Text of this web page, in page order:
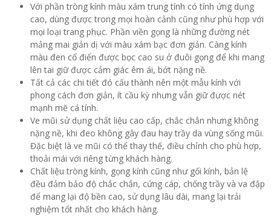
Với phần tròng kính màu xám trung tính có tính ứng dụng
cao, dùng được trong mọi hoàn cảnh cũng như phù hợp với
mọi loại trang phục. Phần viền gọng là những đường nét
mảng mai giản dị với màu xám bạc đơn giản. Càng kính
màu đen cổ điển được bọc cao su ở đuôi gọng để khi mang
lên tai giữ được cảm giác êm ái, bớt nặng nề.
Tất cả các chi tiết đó cấu thành nên một mẫu kính với
phong cách đơn giản, ít cầu kỳ nhưng vẫn giữ được nét
mạnh mẽ cá tính.
Ve mũi sử dụng chất liệu cao cấp, chắc chắn nhưng không
nặng nề, khi đeo không gây đau hay trầy da vùng sống mũi.
Đặc biệt là ve mũi có thể thay thế, điều chỉnh cho phù hợp,
thoải mái với riêng từng khách hàng.
Chất liệu tròng kính, gọng kính cũng như gối kính, bản lệ
đều đảm bảo độ chắc chắn, cứng cáp, chống trầy và va đập
để mang lại độ bền cao, sử dụng lâu dài, mang lại trải
nghiệm tốt nhất cho khách hàng.